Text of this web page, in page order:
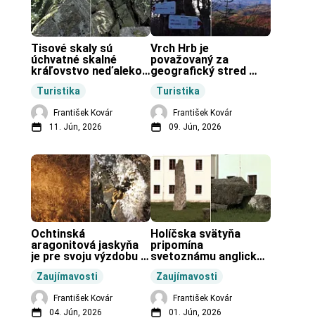
Turistika
Tisové skaly sú
úchvatné skalné
kráľovstvo neďaleko
František Kovár
11. Jún, 2026
Turistika
Vrch Hrb je
považovaný za
geografický stred
František Kovár
09. Jún, 2026
Zaujímavosti
Ochtinská
aragonitová jaskyňa
je pre svoju výzdobu
vo svete.
František Kovár
04. Jún, 2026
Zaujímavosti
Holíčska svätyňa
pripomína
svetoznámu anglickú
František Kovár
01. Jún, 2026